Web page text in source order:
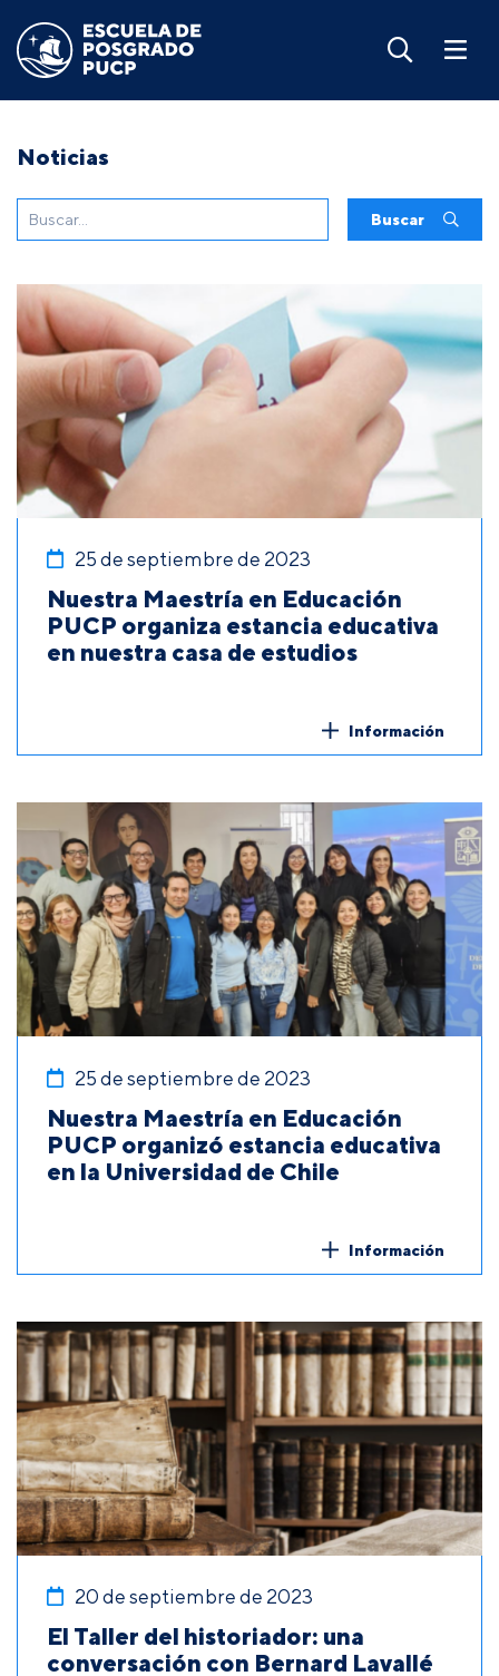
Noticias
Buscar
25 de septiembre de 2023
Nuestra Maestría en Educación
PUCP organiza estancia educativa
en nuestra casa de estudios
Información
25 de septiembre de 2023
Nuestra Maestría en Educación
PUCP organizó estancia educativa
en la Universidad de Chile
Información
20 de septiembre de 2023
El Taller del historiador: una
conversación con Bernard Lavallé